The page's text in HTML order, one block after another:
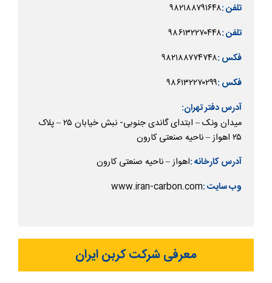
تلفن :۹۸۲۱۸۸۷۹۱۶۴۸
تلفن :۹۸۶۱۳۲۲۷۰۴۴۸
فکس :۹۸۲۱۸۸۷۷۴۷۴۸
فکس :۹۸۶۱۳۲۲۷۰۲۹۹
آدرس دفتر تهران:
میدان ونک – ابتدای گاندی جنوبی- نبش خیابان ۲۵ – پلاک
۲۵ اهواز – ناحیه صنعتی کارون
آدرس کارخانه :اهواز – ناحیه صنعتی کارون
وب سایت :www.iran-carbon.com
معرفی شرکت کربن ایران